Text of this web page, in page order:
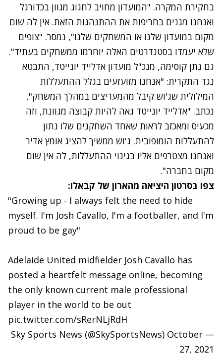
בחקירת המקרה. "המועדון מחויב לחגוג מגוון בכדורגל
ואנחנו מגנים בחריפות את ההתנהגות הזאת. אין לה שום
מקום במועדון שלנו או המשחקים שלנו", נמסר. "צופים
שלא יעמדו בסטנדרטים האלה יוחרמו ממשחקים בעתיד".
גם נתן קוסימה, מנכ"ל מועדון אדלייד יונייטד, התבטא
נגד התקרית: "אנחנו מזועזעים בגלל ההתעללות
המילולית שג'וש קיבל מהמעריצים במהלך המשחק",
נכתב. "אדלייד יונייטד גאה להיות קבוצה מגוונת, וזה
מכעיס ומאכזב לראות שאחד השחקנים שלו נתון
להתעללות הומופובית. ג'וש ממשיך להציג אומץ אדיר
ואנחנו מצטרפים אליו בגינוי ההתעללות, לה אין שום
מקום בחברה".
צפו בסרטון היציאה מהארון של קבאלו:
"Growing up - I always felt the need to hide
myself. I'm Josh Cavallo, I'm a footballer, and I'm
proud to be gay"
Adelaide United midfielder Josh Cavallo has
posted a heartfelt message online, becoming
the only known current male professional
player in the world to be out ️‍
pic.twitter.com/sRerNLjRdH
— Sky Sports News (@SkySportsNews)
October
27, 2021